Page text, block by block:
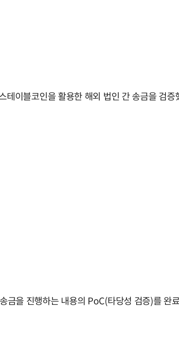
이블코인을 활용한 해외 법인 간 송금을 검
금을 진행하는 내용의 PoC(타당성 검증)를